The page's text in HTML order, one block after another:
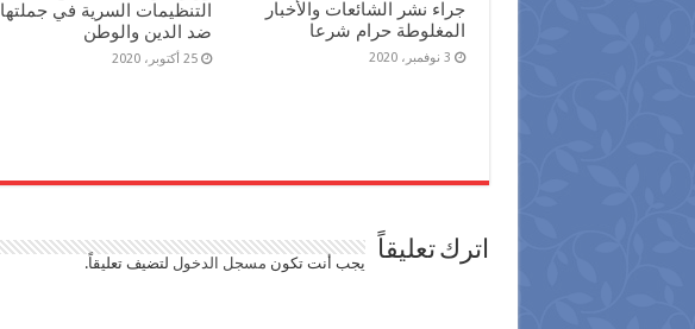
جراء نشر الشائعات والأخبار
المغلوطة حرام شرعا
3 نوفمبر، 2020
التنظيمات السرية في جملتها
ضد الدين والوطن
25 أكتوبر، 2020
اترك تعليقاً يجب أنت تكون مسجل الدخول لتضيف تعليقاً.